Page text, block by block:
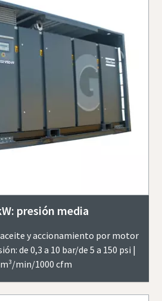
presión media
y accionamiento por motor
de 0,3 a 10 bar/de 5 a 150 psi |
m³/min/1000 cfm